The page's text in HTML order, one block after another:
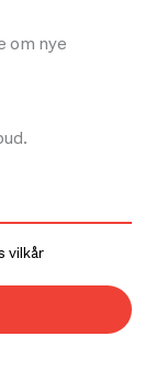
om nye
vilkår